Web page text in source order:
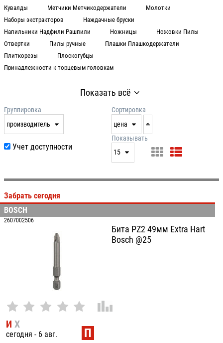
Кувалды
Метчики Метчикодержатели
Молотки
Наборы экстракторов
Наждачные бруски
Напильники Надфили Рашпили
Ножницы
Ножовки Пилы
Отвертки
Пилы ручные
Плашки Плашкодержатели
Плиткорезы
Плоскогубцы
Принадлежности к торцевым головкам
Стусла и стусло-пилы
Тиски Зажимы
Показать всё
Группировка
производитель
производитель
Сортировка
цена
дата
выдачи
цена
артикул
Учет доступности
Показывать
15
25
Забрать сегодня
BOSCH
2607002506
Бита PZ2 49мм Extra Hart
Bosch @25
И Х
сегодня - 6 авг. П